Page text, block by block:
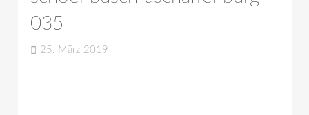
035
25. März 2019